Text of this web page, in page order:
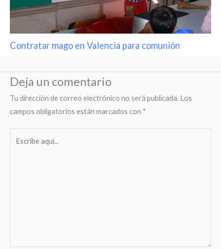
Contratar mago en Valencia para comunión
Deja un comentario
Tu dirección de correo electrónico no será publicada. Los
campos obligatorios están marcados con *